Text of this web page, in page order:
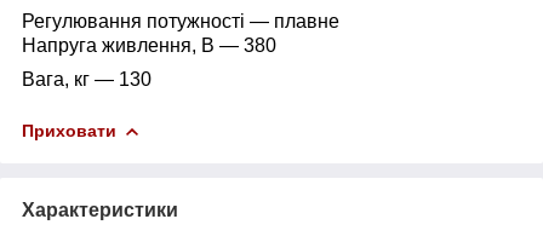
Регулювання потужності — плавне
Напруга живлення, В — 380
Вага, кг — 130
Приховати
Характеристики